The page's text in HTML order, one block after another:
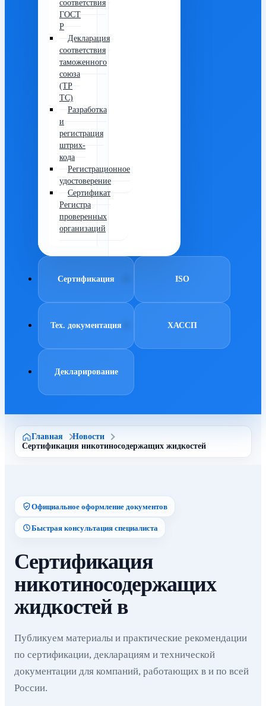
соответствия
ГОСТ
Р
Декларация
соответствия
таможенного
союза
(ТР
ТС)
Разработка
и
регистрация
штрих-
кода
Регистрационное
удостоверение
Сертификат
Регистра
проверенных
организаций
Сертификация ISO
Тех. документация ХАССП
Декларирование
Главная
Новости
Сертификация никотиносодержащих жидкостей
Официальное оформление документов
Быстрая консультация специалиста
Сертификация
никотиносодержащих
жидкостей в
Публикуем материалы и практические рекомендации
по сертификации, декларациям и технической
документации для компаний, работающих в и по всей
России.